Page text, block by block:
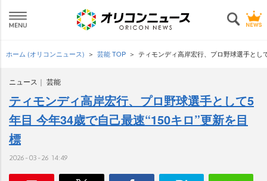
ホーム (オリコンニュース) 芸能 TOP ティモンディ高岸宏行、プロ野球選手とし
ニュース 芸能
ティモンディ高岸宏行、プロ野球選手として5
年目 今年34歳で自己最速“150キロ”更新を目
標
2026-03-26 14:49